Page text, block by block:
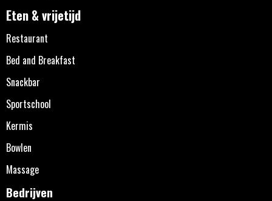
Eten & vrijetijd
Restaurant
Bed and Breakfast
Snackbar
Sportschool
Kermis
Bowlen
Massage
Bedrijven